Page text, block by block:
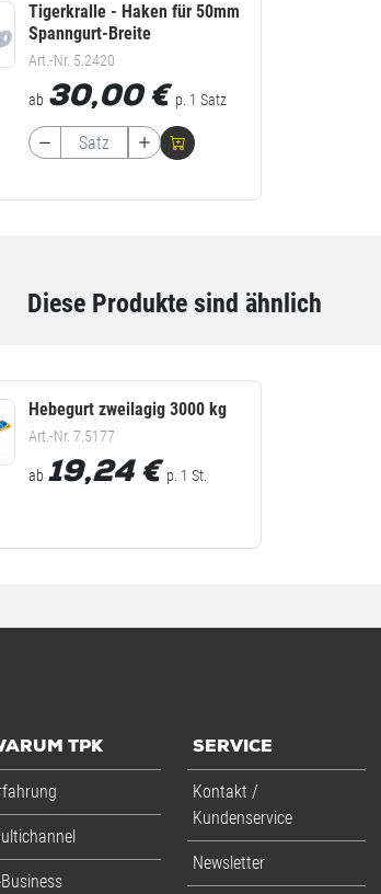
Tigerkralle - Haken für 50mm
Spanngurt-Breite
Art.-Nr. 5.2420
ab 30,00€ p. 1 Satz
Diese Produkte sind ähnlich
Hebegurt zweilagig 3000 kg
Art.-Nr. 7.5177
ab 19,24 € p. 1 St.
TPK
Business
SERVICE
Kontakt /
Kundenservice
Newsletter